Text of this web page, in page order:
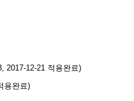
2017-12-21 적용완료)
용완료)